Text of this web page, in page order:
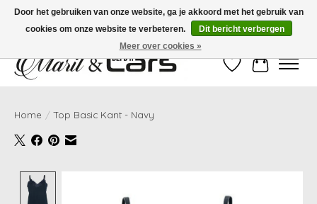
Gratis verzending vanaf €99,- | Voor 16:00 uur besteld, vandaag verzonden!
Verlanglijst
Home / Top Basic Kant - Navy
Door het gebruiken van onze website, ga je akkoord met het gebruik van
cookies om onze website te verbeteren.
Dit bericht verbergen
Meer over cookies »